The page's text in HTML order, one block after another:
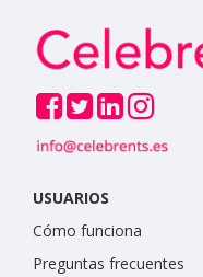
USUARIOS
Cómo funciona
Preguntas frecuentes